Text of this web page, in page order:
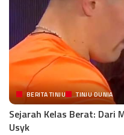
BERITA TINJU TINJU DUNIA
Sejarah Kelas Berat: Dari
Usyk